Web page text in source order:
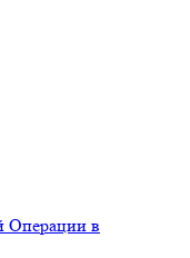
Операции в